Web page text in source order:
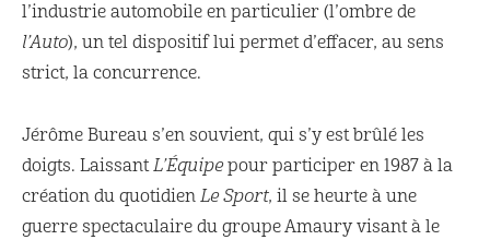
l’industrie automobile en particulier (l’ombre de
l’Auto), un tel dispositif lui permet d’effacer, au sens
strict, la concurrence.
Jérôme Bureau s’en souvient, qui s’y est brûlé les
doigts. LaissantL’Équipepour participer en 1987 à la
création du quotidien Le Sport, il se heurte à une
guerre spectaculaire du groupe Amaury visant à le